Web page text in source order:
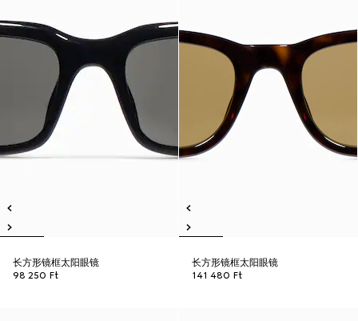
长方形镜框太阳眼镜
98 250 Ft
长方形镜框太阳眼镜
141 480 Ft